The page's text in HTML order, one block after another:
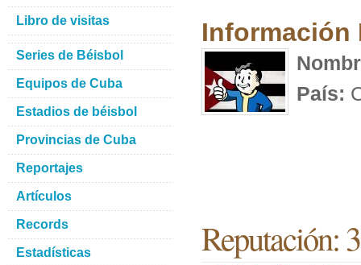
Información
País:
Reputación:
Libro de visitas
Series de Béisbol
Equipos de Cuba
Estadios de béisbol
Provincias de Cuba
Reportajes
Artículos
Records
Estadísticas